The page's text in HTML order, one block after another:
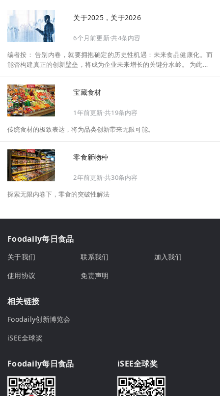
关于2025，关于2026
6个月前更新·共4条内容
编者按： 告别内卷，就要拥抱确定的历史性机遇：未来食品健康化。而
能否构建真正的创新壁垒，将成为企业未来增长的关键分水岭。 为此，F
将以“创新产品”透视“未来机会”，以全球视野探寻中国机遇、增长解法，
拆解年度标杆的增长逻辑与谋篇布局，深挖“药食同源”“低GI”“老龄营
养”“清洁标签”等热门赛道的爆品基因，从趋势预判、品类创新、未来增长
机会、企业战略布局以及渠道变革等，为行业提供务实、前瞻的开年创新
宝藏食材
1年前更新·共19条内容
传统食材的极致表达，将为品类创新带来无限可能。
零食新物种
2年前更新·共30条内容
探索无限内卷下，零食的突破性解法
Foodaily每日食品
关于我们 联系我们
加入我们
使用协议
免责声明
相关链接
Foodaily创新博览会
iSEE全球奖
Foodaily每日食品 iSEE全球奖